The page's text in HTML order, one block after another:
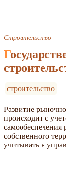
Строительство
Государственная собственность в
строительство
Развитие
происходит с
самообеспечения
собственного
учитывать в